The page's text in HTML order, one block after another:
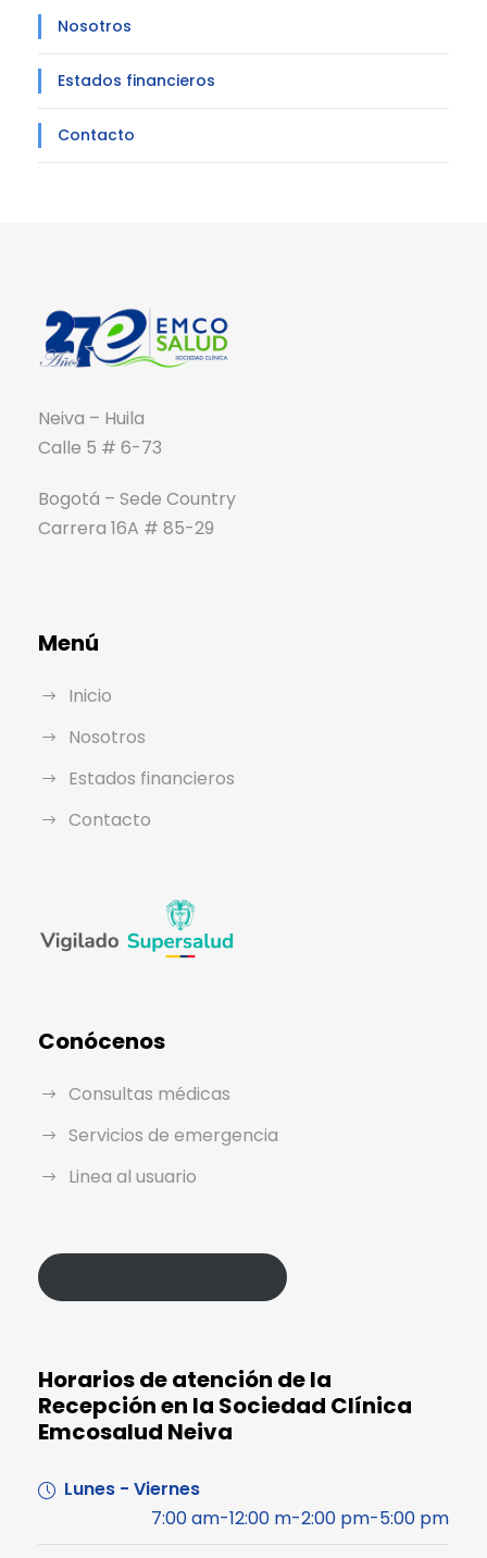
Nosotros
Estados financieros
Contacto
Neiva – Huila
Calle 5 # 6-73
Bogotá – Sede Country
Carrera 16A # 85-29
Menú
Inicio
Nosotros
Estados financieros
Contacto
Conócenos
Consultas médicas
Servicios de emergencia
Linea al usuario
Horarios de atención de la
Recepción en la Sociedad Clínica
Emcosalud Neiva
Lunes - Viernes
7:00 am-12:00 m-2:00 pm-5:00 pm